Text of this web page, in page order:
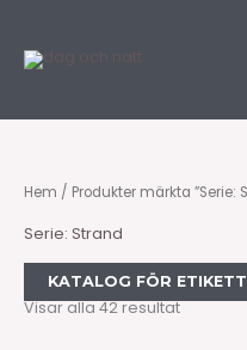
innehåll
Hem / Produkter märkta ”Serie:
Serie: Strand
KATALOG FÖR
Visar alla 42 resultat